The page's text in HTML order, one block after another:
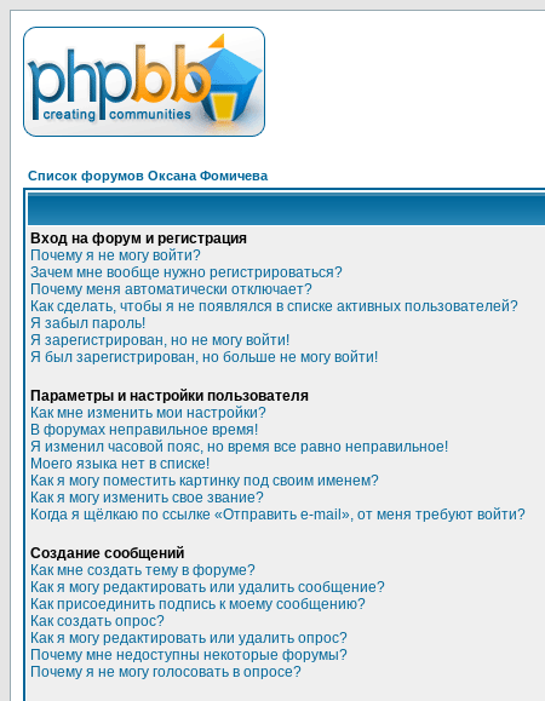
Список форумов Оксана Фомичева
Вход на форум и регистрация
Почему я не могу войти?
Зачем мне вообще нужно регистрироваться?
Почему меня автоматически отключает?
Как сделать, чтобы я не появлялся в списке активных пользователей?
Я забыл пароль!
Я зарегистрирован, но не могу войти!
Я был зарегистрирован, но больше не могу войти!
Параметры и настройки пользователя
Как мне изменить мои настройки?
В форумах неправильное время!
Я изменил часовой пояс, но время все равно неправильное!
Моего языка нет в списке!
Как я могу поместить картинку под своим именем?
Как я могу изменить свое звание?
Когда я щёлкаю по ссылке «Отправить e-mail», от меня требуют войти?
Создание сообщений
Как мне создать тему в форуме?
Как я могу редактировать или удалить сообщение?
Как присоединить подпись к моему сообщению?
Как создать опрос?
Как я могу редактировать или удалить опрос?
Почему мне недоступны некоторые форумы?
Почему я не могу голосовать в опросе?